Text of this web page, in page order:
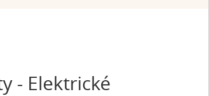
- Elektrické